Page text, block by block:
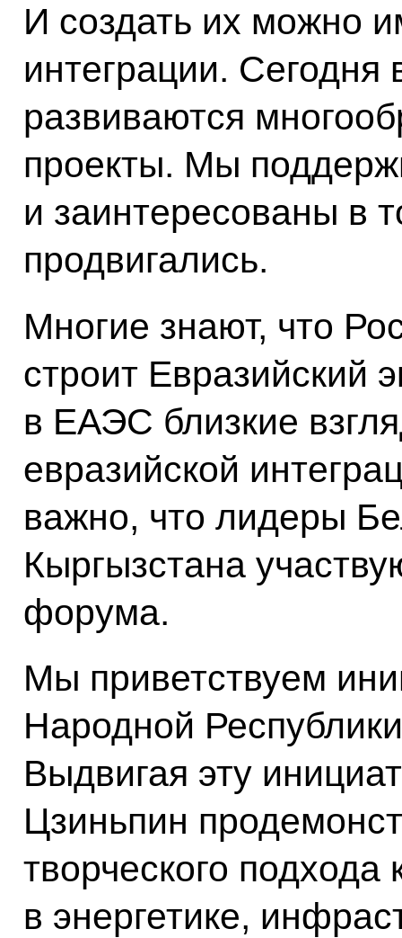
И создать их можно
интеграции. Сегодня
развиваются
проекты. Мы
и заинтересованы в
продвигались.
Многие знают, что
строит Евразийский
в ЕАЭС близкие
евразийской
важно, что лидеры
Кыргызстана
форума.
Мы приветствуем
Народной
Выдвигая эту
Цзиньпин
творческого подхода
в энергетике,